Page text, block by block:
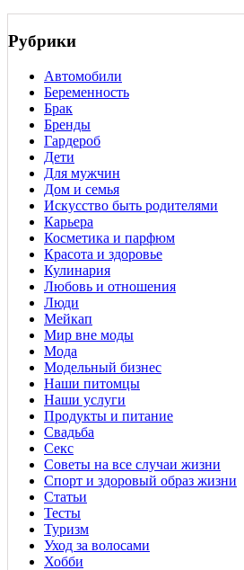
Рубрики
Автомобили
Беременность
Брак
Бренды
Гардероб
Дети
Для мужчин
Дом и семья
Искусство быть родителями
Карьера
Косметика и парфюм
Красота и здоровье
Кулинария
Любовь и отношения
Люди
Мейкап
Мир вне моды
Мода
Модельный бизнес
Наши питомцы
Наши услуги
Продукты и питание
Свадьба
Секс
Советы на все случаи жизни
Спорт и здоровый образ жизни
Статьи
Тесты
Туризм
Уход за волосами
Хобби